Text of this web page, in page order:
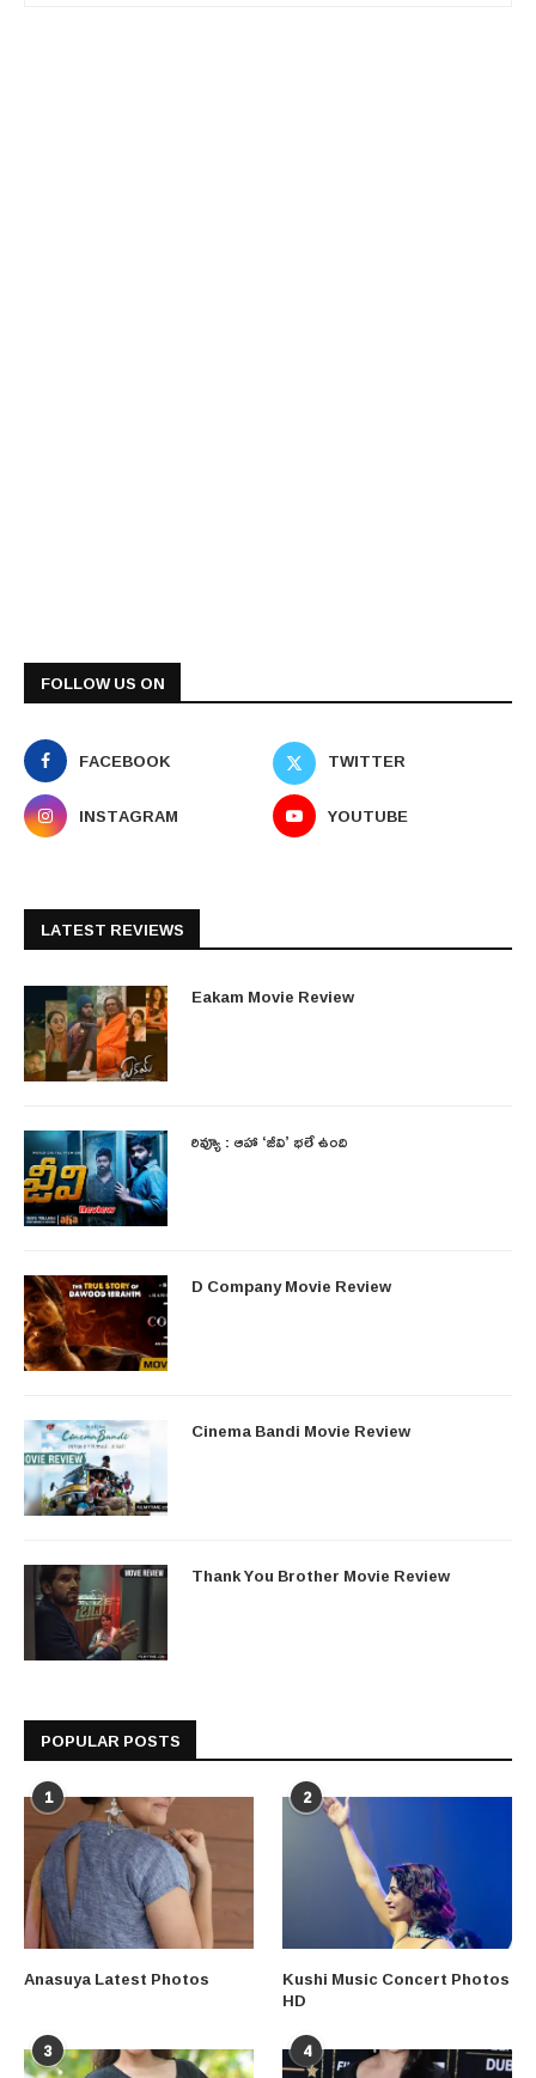
FOLLOW US ON
FACEBOOK
TWITTER
INSTAGRAM
YOUTUBE
LATEST REVIEWS
Eakam Movie Review
రివ్యూ : ఆహా ‘జీవి’ భలే ఉంది
D Company Movie Review
Cinema Bandi Movie Review
Thank You Brother Movie Review
POPULAR POSTS
1
Anasuya Latest Photos
2
Kushi Music Concert Photos
HD
3 4